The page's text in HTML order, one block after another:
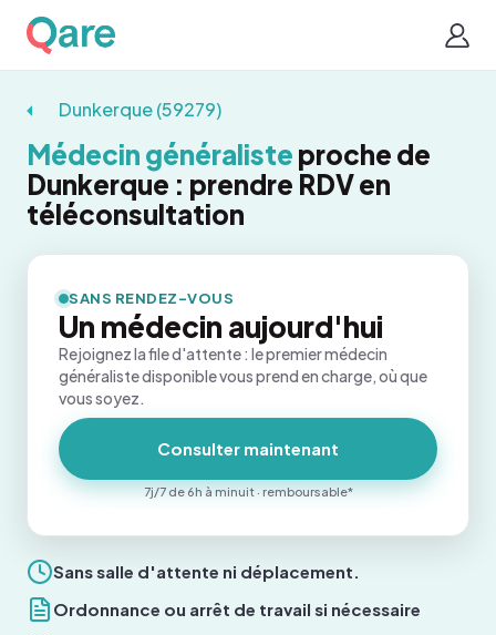
Dunkerque (59279)
Médecin généraliste proche de
Dunkerque : prendre RDV en
téléconsultation
Sans salle d'attente ni déplacement.
Ordonnance ou arrêt de travail si nécessaire
SANS RENDEZ-VOUS
Un médecin aujourd'hui
Rejoignez la file d'attente : le premier médecin
généraliste disponible vous prend en charge, où que
vous soyez.
Consulter maintenant
7j/7 de 6h à minuit · remboursable*